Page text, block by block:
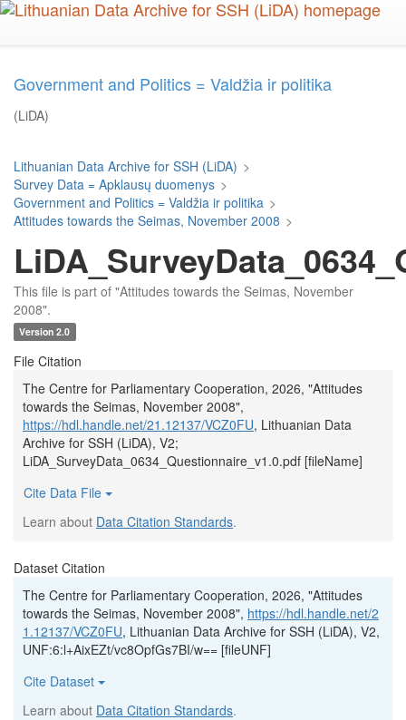
Skip
Government and Politics = Valdžia ir politika
(LiDA)
Lithuanian Data Archive for SSH (LiDA) >
Survey Data = Apklausų duomenys >
Government and Politics = Valdžia ir politika >
Attitudes towards the Seimas, November 2008 >
This file is part of "Attitudes towards the Seimas, November
2008".
Version 2.0
File Citation
The Centre for Parliamentary Cooperation, 2026, "Attitudes
towards the Seimas, November 2008",
https://hdl.handle.net/21.12137/VCZ0FU, Lithuanian Data
Archive for SSH (LiDA), V2;
LiDA_SurveyData_0634_Questionnaire_v1.0.pdf [fileName]
Cite Data File
Learn about Data Citation Standards.
Dataset Citation
The Centre for Parliamentary Cooperation, 2026, "Attitudes
towards the Seimas, November 2008", https://hdl.handle.net/2
1.12137/VCZ0FU, Lithuanian Data Archive for SSH (LiDA), V2,
UNF:6:l+AixEZt/vc8OpfGs7BI/w== [fileUNF]
Cite Dataset
Learn about Data Citation Standards.